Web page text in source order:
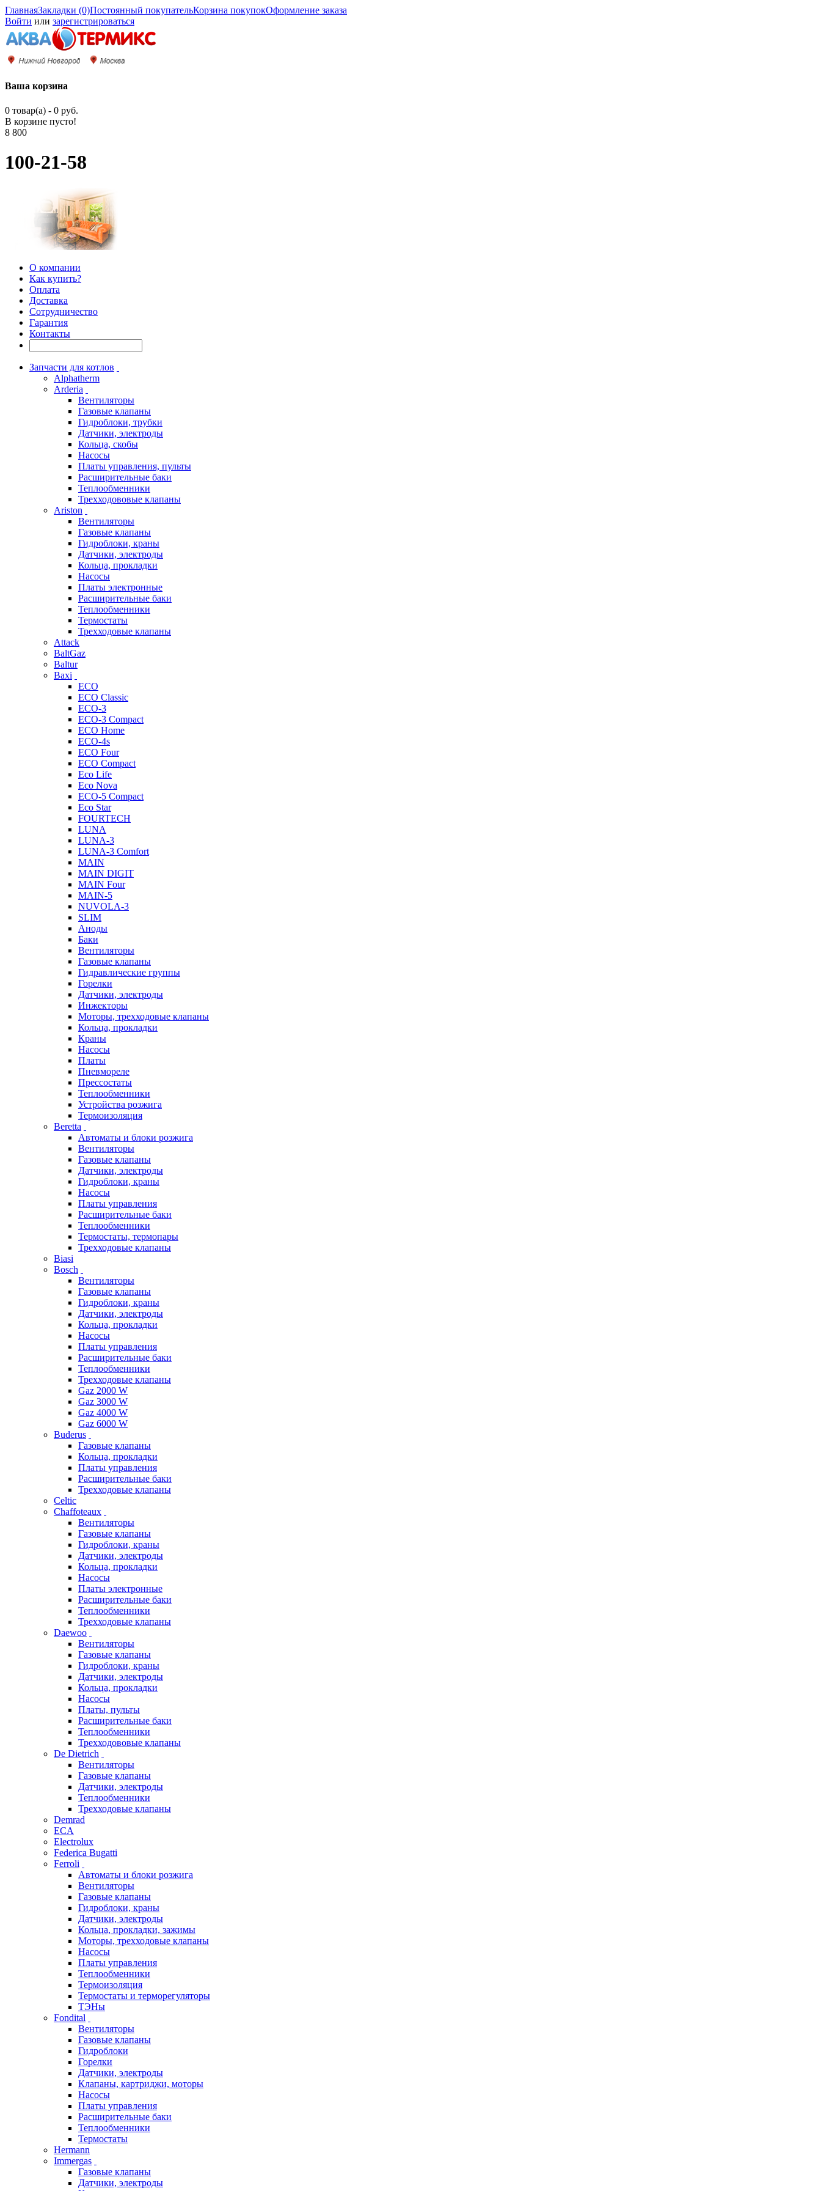
ГлавнаяЗакладки (0)Постоянный покупательКорзина покупокОформление заказа
Войти или зарегистрироваться
Ваша корзина
0 товар(а) - 0 руб.
В корзине пусто!
8 800
100-21-58
О компании
Как купить?
Оплата
Доставка
Сотрудничество
Гарантия
Контакты
Запчасти для котлов
Alphatherm
Arderia
Вентиляторы
Газовые клапаны
Гидроблоки, трубки
Датчики, электроды
Кольца, скобы
Насосы
Платы управления, пульты
Расширительные баки
Теплообменники
Трехходововые клапаны
Ariston
Вентиляторы
Газовые клапаны
Гидроблоки, краны
Датчики, электроды
Кольца, прокладки
Насосы
Платы электронные
Расширительные баки
Теплообменники
Термостаты
Трехходовые клапаны
Attack
BaltGaz
Baltur
Baxi
ECO
ECO Classic
ECO-3
ECO-3 Compact
ECO Home
ECO-4s
ECO Four
ECO Compact
Eco Life
Eco Nova
ECO-5 Compact
Eco Star
FOURTECH
LUNA
LUNA-3
LUNA-3 Comfort
MAIN
MAIN DIGIT
MAIN Four
MAIN-5
NUVOLA-3
SLIM
Аноды
Баки
Вентиляторы
Газовые клапаны
Гидравлические группы
Горелки
Датчики, электроды
Инжекторы
Моторы, трехходовые клапаны
Кольца, прокладки
Краны
Насосы
Платы
Пневмореле
Прессостаты
Теплообменники
Устройства розжига
Термоизоляция
Beretta
Автоматы и блоки розжига
Вентиляторы
Газовые клапаны
Датчики, электроды
Гидроблоки, краны
Насосы
Платы управления
Расширительные баки
Теплообменники
Термостаты, термопары
Трехходовые клапаны
Biasi
Bosch
Вентиляторы
Газовые клапаны
Гидроблоки, краны
Датчики, электроды
Кольца, прокладки
Насосы
Платы управления
Расширительные баки
Теплообменники
Трехходовые клапаны
Gaz 2000 W
Gaz 3000 W
Gaz 4000 W
Gaz 6000 W
Buderus
Газовые клапаны
Кольца, прокладки
Платы управления
Расширительные баки
Трехходовые клапаны
Celtic
Chaffoteaux
Вентиляторы
Газовые клапаны
Гидроблоки, краны
Датчики, электроды
Кольца, прокладки
Насосы
Платы электронные
Расширительные баки
Теплообменники
Трехходовые клапаны
Daewoo
Вентиляторы
Газовые клапаны
Гидроблоки, краны
Датчики, электроды
Кольца, прокладки
Насосы
Платы, пульты
Расширительные баки
Теплообменники
Трехходововые клапаны
De Dietrich
Вентиляторы
Газовые клапаны
Датчики, электроды
Теплообменники
Трехходовые клапаны
Demrad
ECA
Electrolux
Federica Bugatti
Ferroli
Автоматы и блоки розжига
Вентиляторы
Газовые клапаны
Гидроблоки, краны
Датчики, электроды
Кольца, прокладки, зажимы
Моторы, трехходовые клапаны
Насосы
Платы управления
Теплообменники
Термоизоляция
Термостаты и терморегуляторы
ТЭНы
Fondital
Вентиляторы
Газовые клапаны
Гидроблоки
Горелки
Датчики, электроды
Клапаны, картриджи, моторы
Насосы
Платы управления
Расширительные баки
Теплообменники
Термостаты
Hermann
Immergas
Газовые клапаны
Датчики, электроды